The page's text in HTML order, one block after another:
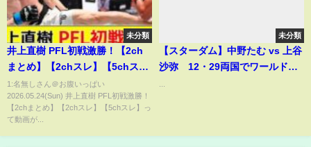
未分類
井上直樹 PFL初戦激勝！【2ch
まとめ】【2chスレ】【5chス
レ】
1:名無しさん＠お腹いっぱい
2026.05.24(Sun) 井上直樹 PFL初戦激勝！
【2chまとめ】【2chスレ】【5chスレ】っ
て動画が...
未分類
【スターダム】中野たむ vs 上谷
沙弥 12・29両国でワールド王